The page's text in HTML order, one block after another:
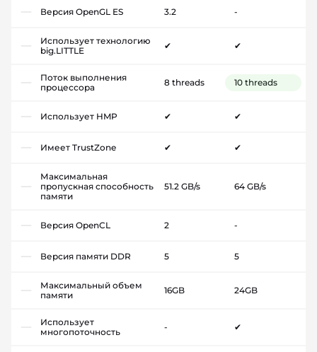
Версия OpenGL ES 3.2 -
Использует технологию
big.LITTLE
✔ ✔
Поток выполнения
процессора
8 threads 10 threads
Использует HMP ✔ ✔
Имеет TrustZone ✔ ✔
Максимальная
пропускная способность
памяти
51.2 GB/s 64 GB/s
Версия OpenCL 2 -
Версия памяти DDR 5 5
Максимальный объем
памяти
16GB 24GB
Использует
многопоточность
- ✔